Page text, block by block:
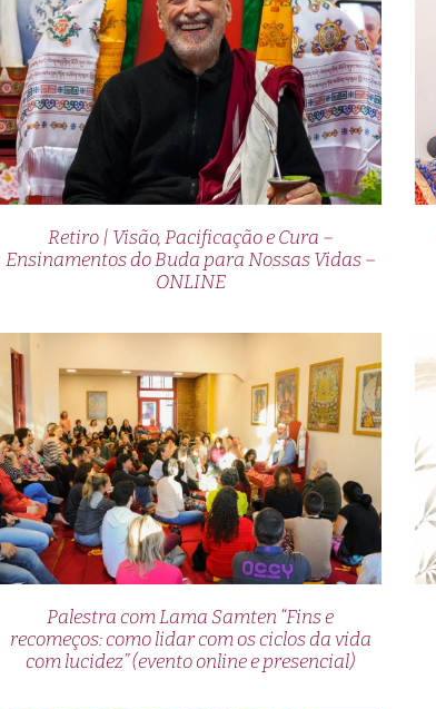
Retiro | Visão, Pacificação e Cura –
Ensinamentos do Buda para Nossas Vidas –
ONLINE
Palestra com Lama Samten “Fins e
recomeços: como lidar com os ciclos da vida
com lucidez” (evento online e presencial)